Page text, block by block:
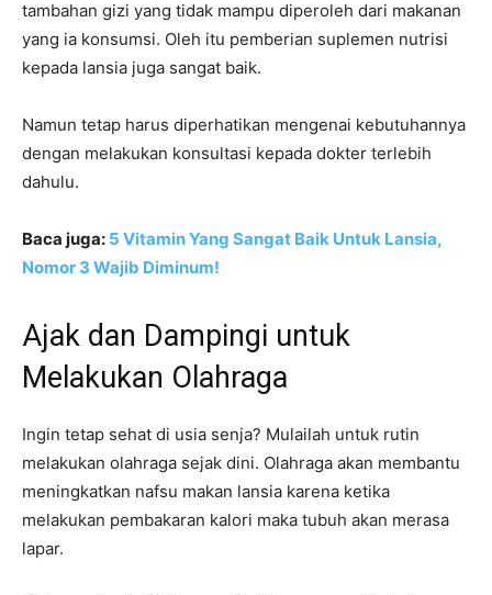
tambahan gizi yang tidak mampu diperoleh dari makanan
yang ia konsumsi. Oleh itu pemberian suplemen nutrisi
kepada lansia juga sangat baik.
Namun tetap harus diperhatikan mengenai kebutuhannya
dengan melakukan konsultasi kepada dokter terlebih
dahulu.
Baca juga: 5 Vitamin Yang Sangat Baik Untuk Lansia,
Nomor 3 Wajib Diminum!
Ajak dan Dampingi untuk
Melakukan Olahraga
Ingin tetap sehat di usia senja? Mulailah untuk rutin
melakukan olahraga sejak dini. Olahraga akan membantu
meningkatkan nafsu makan lansia karena ketika
melakukan pembakaran kalori maka tubuh akan merasa
lapar.